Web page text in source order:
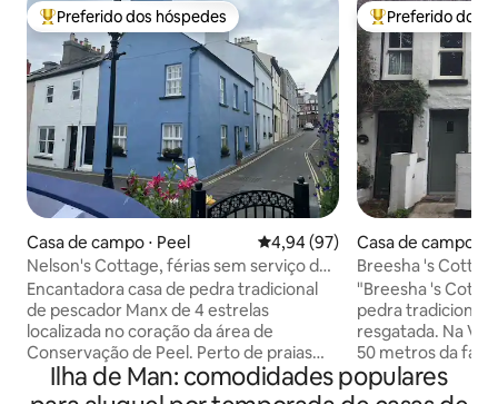
Entre os melhores preferidos dos hóspedes
Preferido dos hóspedes
Casa de campo ⋅ Peel 4,94 de uma avaliação média
4,94 (97)
Nelson's Cottage, férias sem serviço de
bufê, Peel IOM
Encantadora casa de pedra tradicional
de pescador Manx de 4 estrelas
localizada no coração da área de
Conservação de Peel. Perto de praias
deslumbrantes, pubs, restaurantes e
lojas/comodidades locais. Esta casa de
Entre os
Preferido dos
Casa de campo ⋅
Breesha 's
com cozinha
"Breesha 's
pedra tradicional
resgatada. Na Vila de Ballaugh, a apenas
50 metros da
no circuito TT,
as colinas acima de
Ilha de Man: comodidades populares